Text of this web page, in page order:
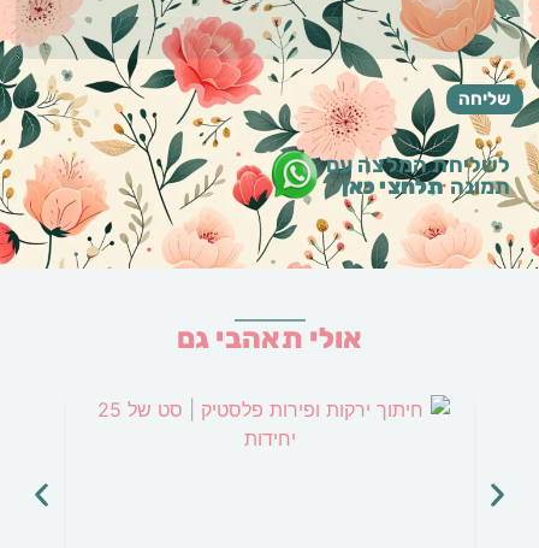
לשליחת המלצה עם
תמונהתלחצי כאן
אולי תאהבי גם